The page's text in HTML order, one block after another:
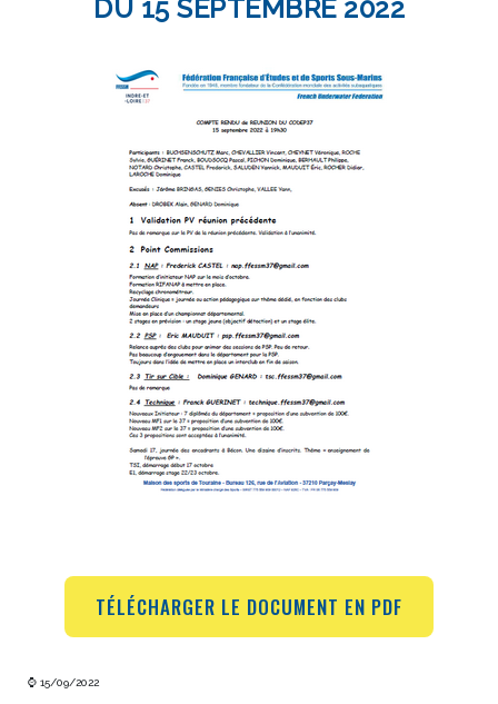
DU 15 SEPTEMBRE 2022
TÉLÉCHARGER LE DOCUMENT EN PDF
⌚ 15/09/2022